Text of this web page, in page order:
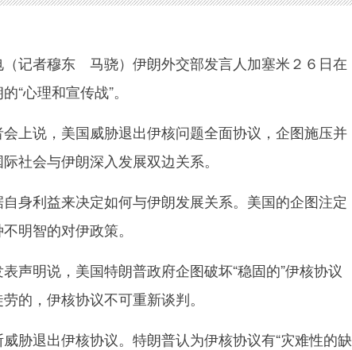
记者穆东 马骁）伊朗外交部发言人加塞米２６日在
“心理和宣传战”。
说，美国威胁退出伊核问题全面协议，企图施压并
社会与伊朗深入发展双边关系。
利益来决定如何与伊朗发展关系。美国的企图注定
明智的对伊政策。
明说，美国特朗普政府企图破坏“稳固的”伊核协议
的，伊核协议不可重新谈判。
退出伊核协议。特朗普认为伊核协议有“灾难性的缺